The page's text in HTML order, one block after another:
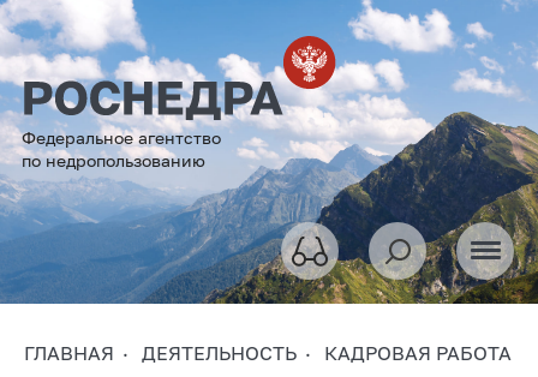
Федеральное агентство
по недропользованию
ГЛАВНАЯ ДЕЯТЕЛЬНОСТЬ
КАДРОВАЯ РАБОТА